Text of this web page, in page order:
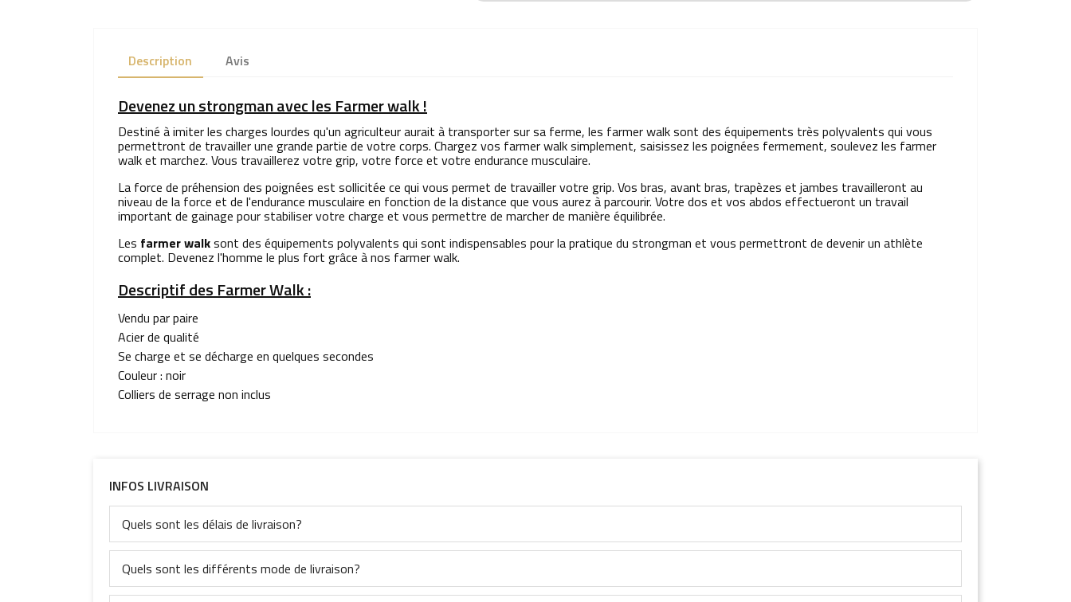
Description Avis
Devenez un strongman avec les Farmer walk !
Destiné à imiter les charges lourdes qu'un agriculteur aurait à transporter sur sa ferme, les farmer walk sont des équipements très polyvalents qui vous
permettront de travailler une grande partie de votre corps. Chargez vos farmer walk simplement, saisissez les poignées fermement, soulevez les farmer
walk et marchez. Vous travaillerez votre grip, votre force et votre endurance musculaire.
La force de préhension des poignées est sollicitée ce qui vous permet de travailler votre grip. Vos bras, avant bras, trapèzes et jambes travailleront au
niveau de la force et de l'endurance musculaire en fonction de la distance que vous aurez à parcourir. Votre dos et vos abdos effectueront un travail
important de gainage pour stabiliser votre charge et vous permettre de marcher de manière équilibrée.
Les farmer walksont des équipements polyvalents qui sont indispensables pour la pratique du strongman et vous permettront de devenir un athlète
complet. Devenez l'homme le plus fort grâce à nos farmer walk.
Descriptif des Farmer Walk :
Vendu par paire
Acier de qualité
Se charge et se décharge en quelques secondes
Couleur : noir
Colliers de serrage non inclus
INFOS LIVRAISON
Quels sont les délais de livraison?
Quels sont les différents mode de livraison?